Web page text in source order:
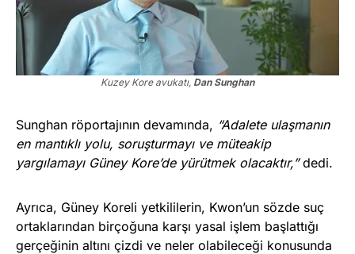
Kuzey Kore avukatı, Dan Sunghan
Sunghan röportajının devamında, “Adalete ulaşmanın
en mantıklı yolu, soruşturmayı ve müteakip
yargılamayı Güney Kore’de yürütmek olacaktır,”dedi.
Ayrıca, Güney Koreli yetkililerin, Kwon’un sözde suç
ortaklarından birçoğuna karşı yasal işlem başlattığı
gerçeğinin altını çizdi ve neler olabileceği konusunda